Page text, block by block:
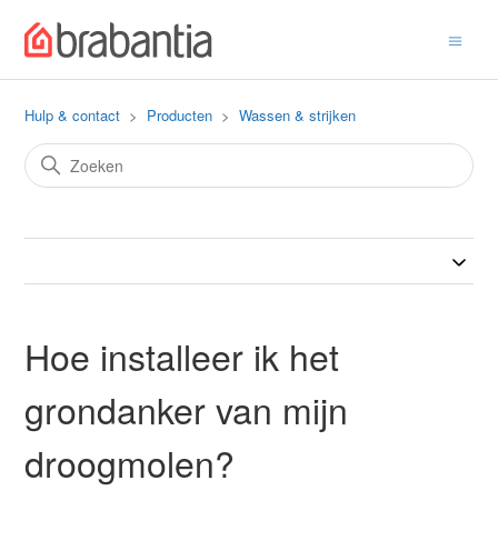
Hulp & contact Producten Wassen & strijken
Hoe installeer ik het
grondanker van mijn
droogmolen?